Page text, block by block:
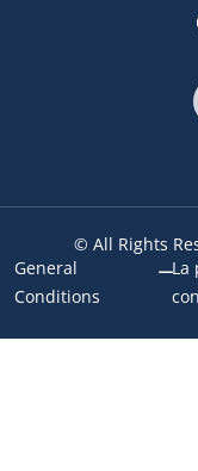
© All Rights
General
Conditions
La